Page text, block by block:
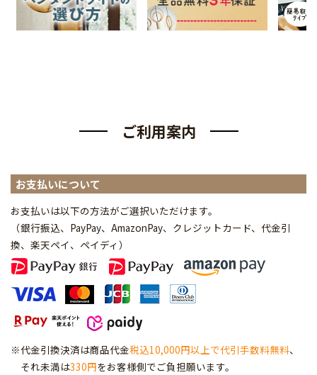
ご利用案内
お支払いについて
お支払いは以下の方法がご選択いただけます。
（銀行振込、PayPay、AmazonPay、クレジットカード、代金引
換、楽天ペイ、ペイディ ）
※代金引換決済は商品代金税込10,000円以上で代引手数料無料、
それ未満は330円をお客様側でご負担願います。